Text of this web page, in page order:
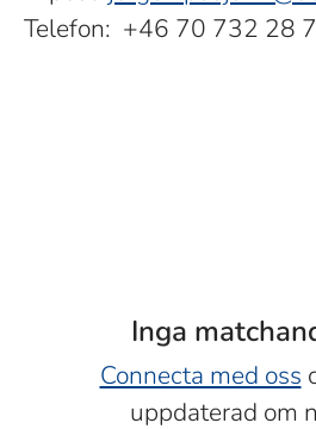
Telefon: +46 70 732 28
Inga
Connecta med oss
uppdaterad om